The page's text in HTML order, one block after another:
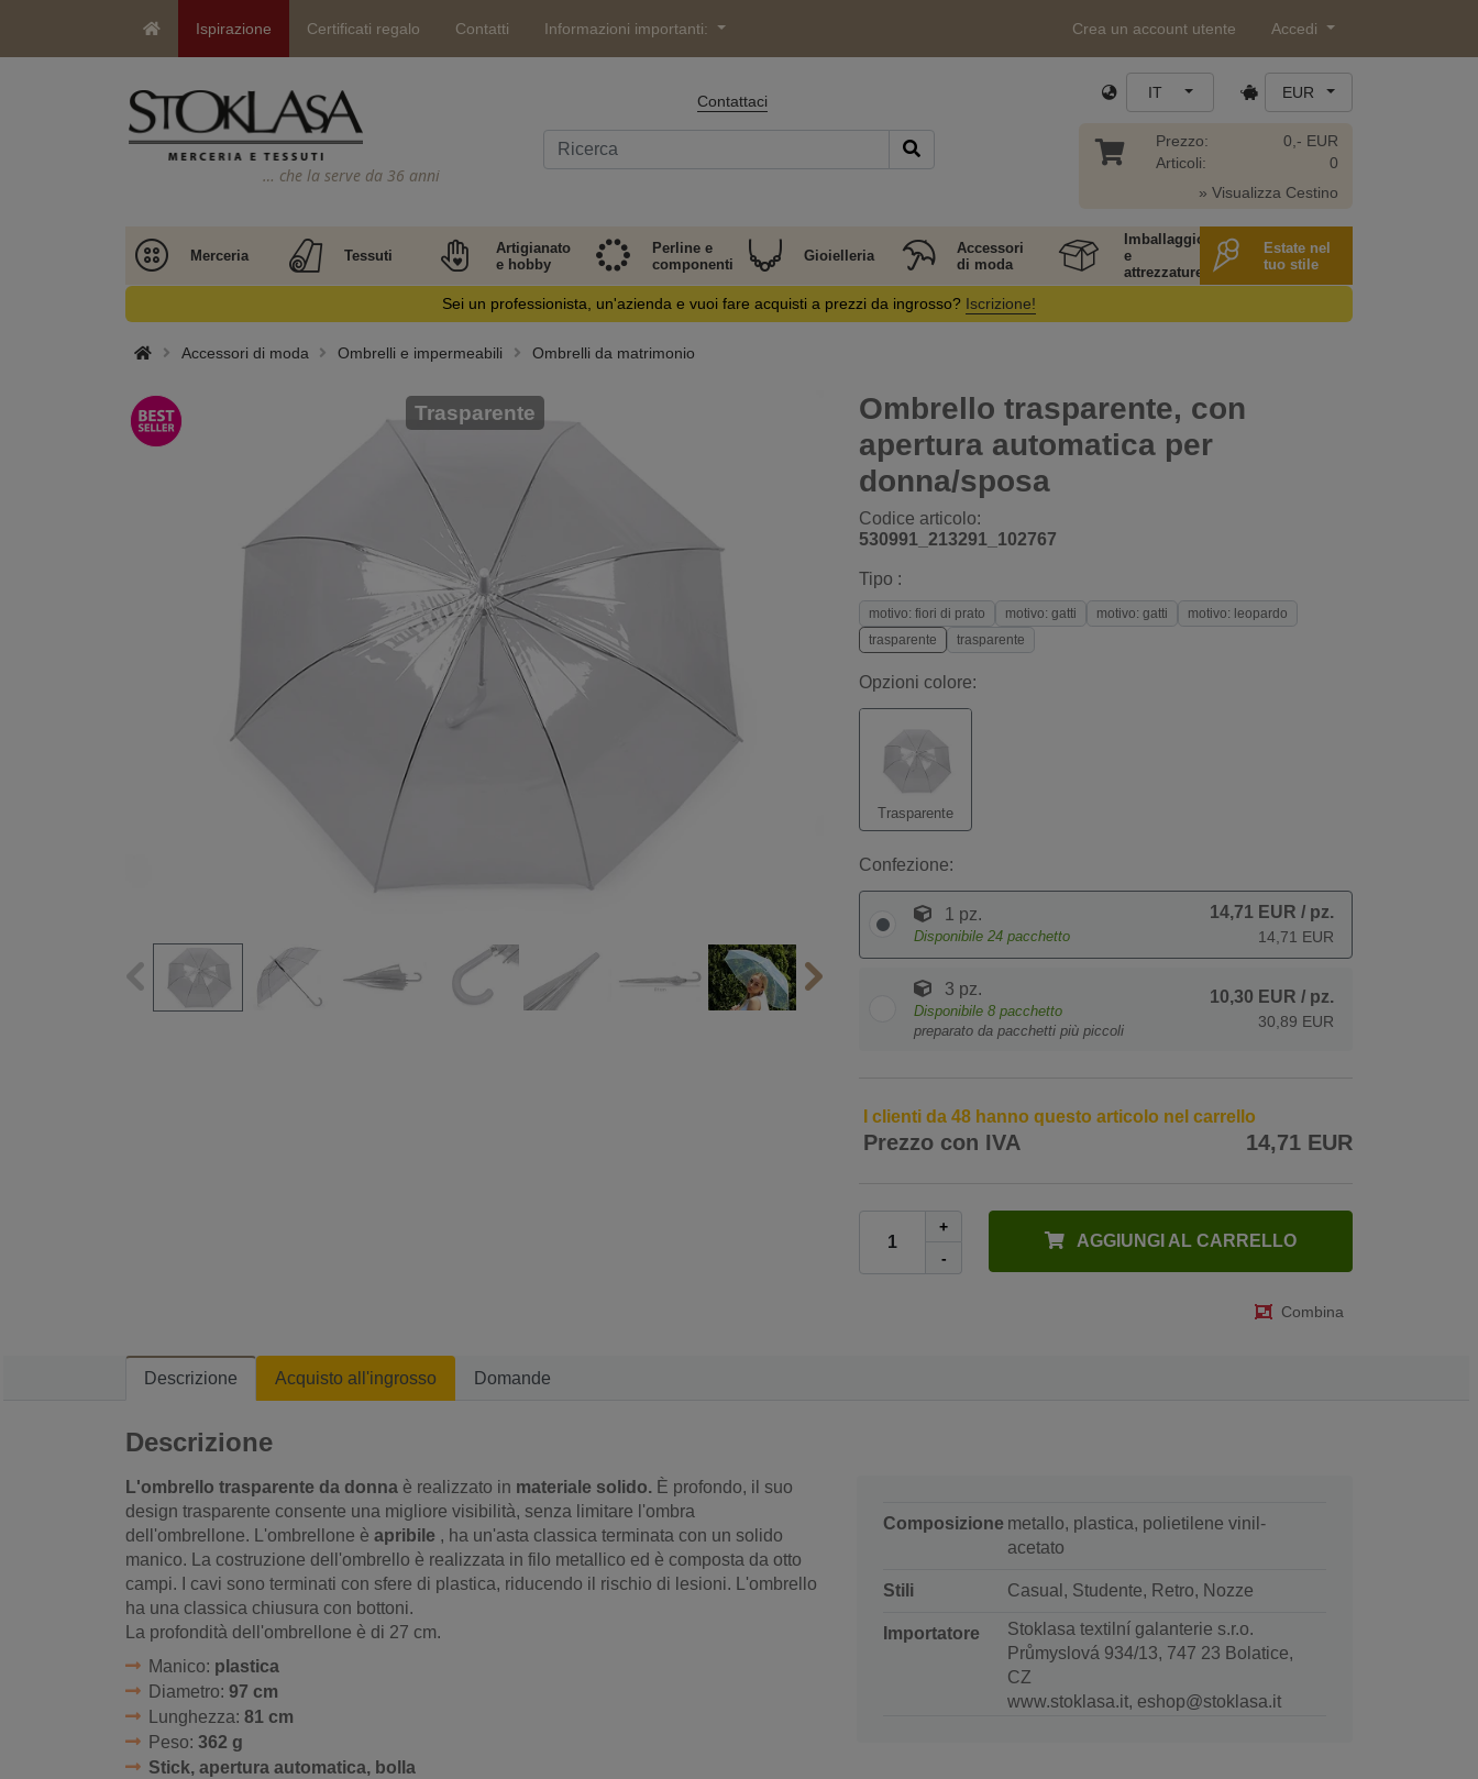
Ispirazione Certificati regalo Contatti Informazioni importanti: Crea un account utente Accedi
… che la serve da 36 anni
Contattaci IT EUR
Prezzo:
Articoli:
0,- EUR
0
» Visualizza Cestino
Merceria Tessuti
Artigianato
e hobby
Perline e
componenti
Gioielleria
Accessori
di moda
Imballaggio
e
attrezzature
Estate nel
tuo stile
Sei un professionista, un'azienda e vuoi fare acquisti a prezzi da ingrosso? Iscrizione!
Accessori di moda Ombrelli e impermeabili Ombrelli da matrimonio
Ombrello trasparente, con
apertura automatica per
donna/sposa
Codice articolo:
530991_213291_102767
Trasparente
Tipo :
motivo: fiori di prato motivo: gatti motivo: gatti
motivo: leopardo
trasparente
trasparente
Opzioni colore:
Trasparente
Confezione:
1 pz.
Disponibile 24 pacchetto
14,71 EUR / pz.
14,71 EUR
3 pz.
Disponibile 8 pacchetto
preparato da pacchetti più piccoli
10,30 EUR / pz.
30,89 EUR
I clienti da 48 hanno questo articolo nel carrello
Prezzo con IVA 14,71 EUR
+
-
AGGIUNGI AL CARRELLO
Combina
Descrizione Acquisto all'ingrosso Domande
Descrizione
L'ombrello trasparente da donna è realizzato in materiale solido. È profondo, il suo
design trasparente consente una migliore visibilità, senza limitare l'ombra
dell'ombrellone. L'ombrellone è apribile , ha un'asta classica terminata con un solido
manico. La costruzione dell'ombrello è realizzata in filo metallico ed è composta da otto
campi. I cavi sono terminati con sfere di plastica, riducendo il rischio di lesioni. L'ombrello
ha una classica chiusura con bottoni.
La profondità dell'ombrellone è di 27 cm.
Manico: plastica
Diametro: 97 cm
Lunghezza: 81 cm
Peso: 362 g
Stick, apertura automatica, bolla
Composizione metallo, plastica, polietilene vinil-
acetato
Stili Casual, Studente, Retro, Nozze
Importatore
Stoklasa textilní galanterie s.r.o.
Průmyslová 934/13, 747 23 Bolatice,
CZ
www.stoklasa.it, eshop@stoklasa.it